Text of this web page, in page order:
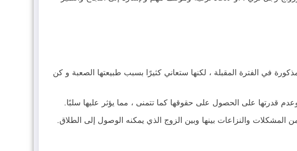
في الفترة المقبلة ، لكنها ستعاني كثيرًا بسبب طبيعتها الصعبة و كن
قدرتها على الحصول على حقوقها كما تتمنى ، مما يؤثر عليها سلبًا.
المشكلات والنزاعات بينها وبين الزوج الذي يمكنه الوصول إلى الطلاق.